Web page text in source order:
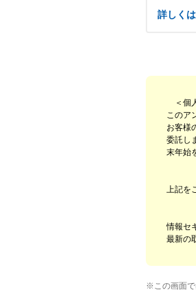
詳しく
・図書カ
【抽選・
当選発
【賞品発
当選確
・
・やむを
＜個
このア
お客様
委託し
末年始
上記を
情報セ
最新の
※この画面